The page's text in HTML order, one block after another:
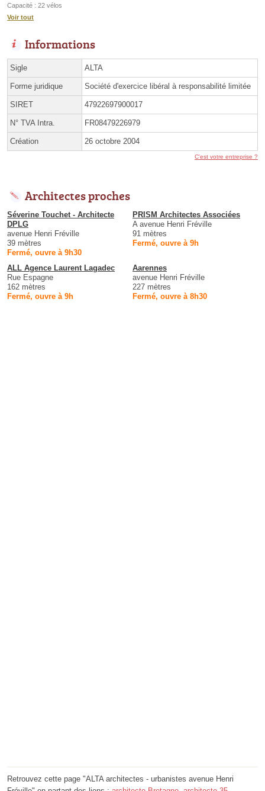
Capacité : 22 vélos
Voir tout
Informations
Sigle ALTA
Forme juridique Société d'exercice libéral à responsabilité limitée
SIRET 47922697900017
N° TVA Intra. FR08479226979
Création 26 octobre 2004
C'est votre entreprise ?
Architectes proches
Séverine Touchet - Architecte
DPLG
avenue Henri Fréville
39 mètres
Fermé, ouvre à 9h30
PRISM Architectes Associées
A avenue Henri Fréville
91 mètres
Fermé, ouvre à 9h
ALL Agence Laurent Lagadec
Rue Espagne
162 mètres
Fermé, ouvre à 9h
Aarennes
avenue Henri Fréville
227 mètres
Fermé, ouvre à 8h30
Retrouvez cette page "ALTA architectes - urbanistes avenue Henri